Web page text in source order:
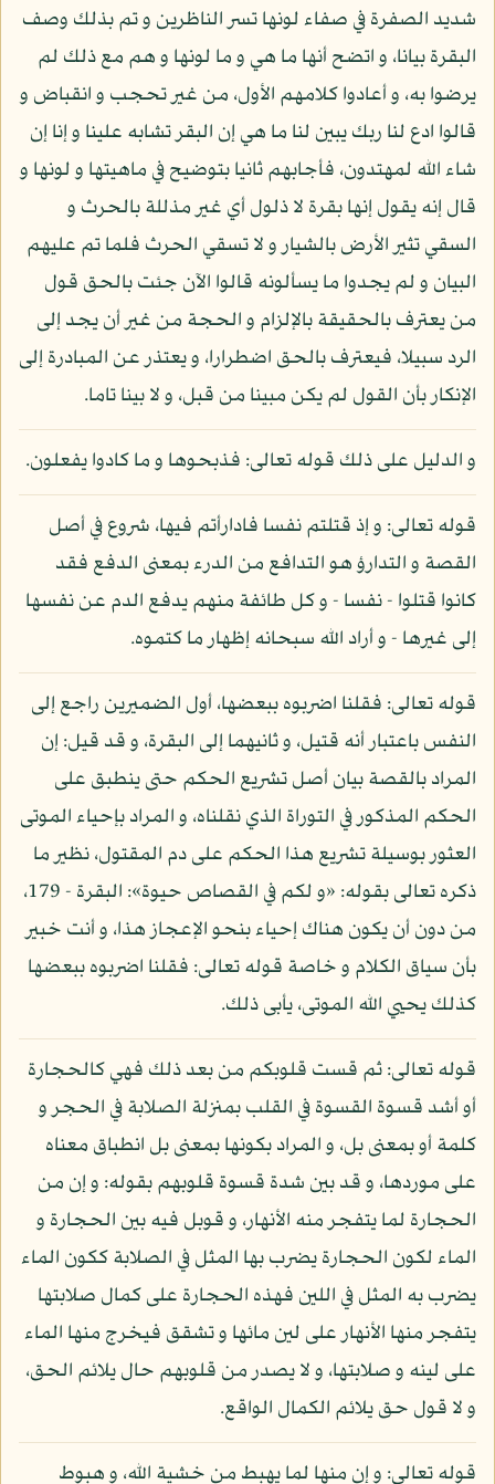
شديد الصفرة في صفاء لونها تسر الناظرين و تم بذلك وصف
البقرة بيانا، و اتضح أنها ما هي و ما لونها و هم مع ذلك لم
يرضوا به، و أعادوا كلامهم الأول، من غير تحجب و انقباض و
قالوا ادع لنا ربك يبين لنا ما هي إن البقر تشابه علينا و إنا إن
شاء الله لمهتدون، فأجابهم ثانيا بتوضيح في ماهيتها و لونها و
قال إنه يقول إنها بقرة لا ذلول أي غير مذللة بالحرث و
السقي تثير الأرض بالشيار و لا تسقي الحرث فلما تم عليهم
البيان و لم يجدوا ما يسألونه قالوا الآن جئت بالحق قول
من يعترف بالحقيقة بالإلزام و الحجة من غير أن يجد إلى
الرد سبيلا، فيعترف بالحق اضطرارا، و يعتذر عن المبادرة إلى
الإنكار بأن القول لم يكن مبينا من قبل، و لا بينا تاما.
و الدليل على ذلك قوله تعالى: فذبحوها و ما كادوا يفعلون.
قوله تعالى: و إذ قتلتم نفسا فادارأتم فيها، شروع في أصل
القصة و التدارؤ هو التدافع من الدرء بمعنى الدفع فقد
كانوا قتلوا - نفسا - و كل طائفة منهم يدفع الدم عن نفسها
إلى غيرها - و أراد الله سبحانه إظهار ما كتموه.
قوله تعالى: فقلنا اضربوه ببعضها، أول الضميرين راجع إلى
النفس باعتبار أنه قتيل، و ثانيهما إلى البقرة، و قد قيل: إن
المراد بالقصة بيان أصل تشريع الحكم حتى ينطبق على
الحكم المذكور في التوراة الذي نقلناه، و المراد بإحياء الموتى
العثور بوسيلة تشريع هذا الحكم على دم المقتول، نظير ما
ذكره تعالى بقوله: «و لكم في القصاص حيوة»: البقرة - 179،
من دون أن يكون هناك إحياء بنحو الإعجاز هذا، و أنت خبير
بأن سياق الكلام و خاصة قوله تعالى: فقلنا اضربوه ببعضها
كذلك يحيي الله الموتى، يأبى ذلك.
قوله تعالى: ثم قست قلوبكم من بعد ذلك فهي كالحجارة
أو أشد قسوة القسوة في القلب بمنزلة الصلابة في الحجر و
كلمة أو بمعنى بل، و المراد بكونها بمعنى بل انطباق معناه
على موردها، و قد بين شدة قسوة قلوبهم بقوله: و إن من
الحجارة لما يتفجر منه الأنهار، و قوبل فيه بين الحجارة و
الماء لكون الحجارة يضرب بها المثل في الصلابة ككون الماء
يضرب به المثل في اللين فهذه الحجارة على كمال صلابتها
يتفجر منها الأنهار على لين مائها و تشقق فيخرج منها الماء
على لينه و صلابتها، و لا يصدر من قلوبهم حال يلائم الحق،
و لا قول حق يلائم الكمال الواقع.
قوله تعالى: و إن منها لما يهبط من خشية الله، و هبوط